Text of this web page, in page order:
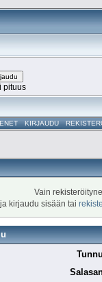
pituus
KIRJAUDU
Vain
kirjaudu sisään tai